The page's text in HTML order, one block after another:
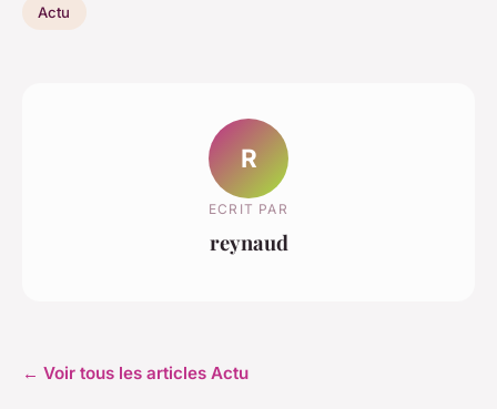
Actu
R
ECRIT PAR
reynaud
← Voir tous les articles Actu